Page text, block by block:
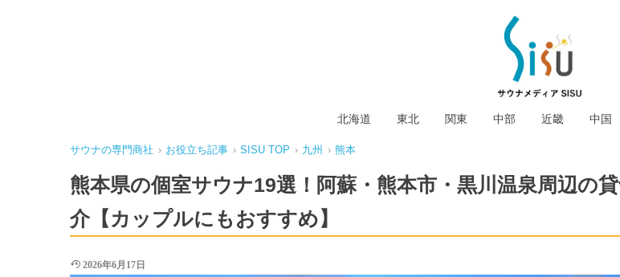
北海道 東北 関東 中部 近畿 中国
サウナの専門商社 › お役立ち記事 › SISU TOP › 九州 › 熊本
熊本県の個室サウナ19選！阿蘇・熊本市・黒川温泉周辺の
介【カップルにもおすすめ】
2026年6月17日